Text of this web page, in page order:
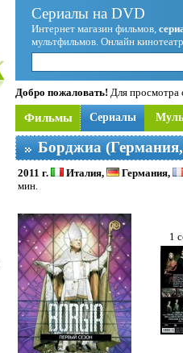
Сериалы на DVD
Интернет магазин фильмов,
мультфильмов. Онлайн
Добро пожаловать! Для просмотра
Фильмы Сериалы
Борджиа
2011 г. Италия,
Германия,
мин.
1